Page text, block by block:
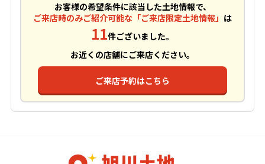
お客様の希望条件に該当した土地情報で、
ご来店時のみご紹介可能な「ご来店限定土地情報」 は
11件ございました。
お近くの店舗にご来店ください。
ご来店予約はこちら